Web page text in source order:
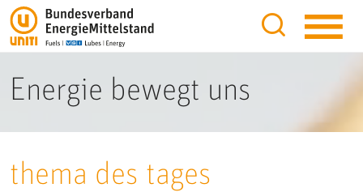
Energie bewegt uns
thema des tages